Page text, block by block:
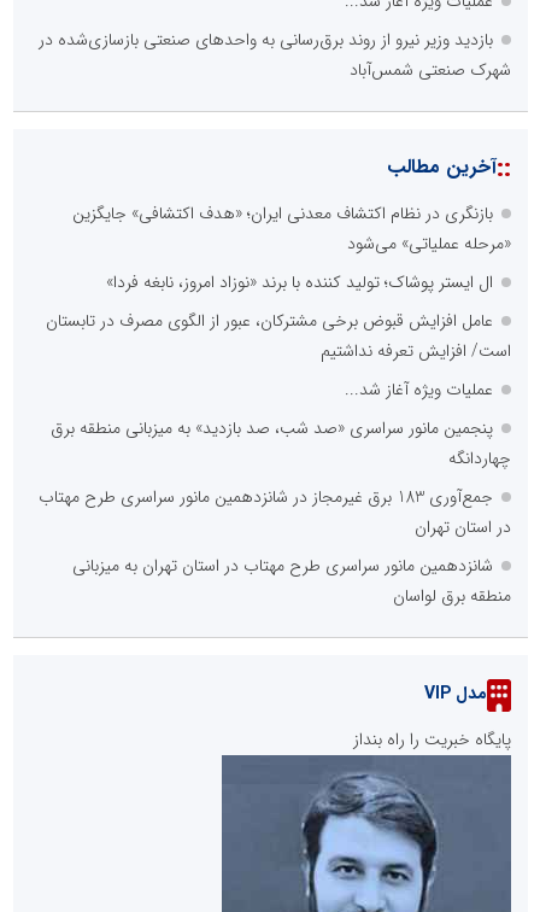
بازدید وزیر نیرو از روند برق‌رسانی به واحدهای صنعتی بازسازی‌شده در
شهرک صنعتی شمس‌آباد
::آخرین مطالب
بازنگری در نظام اکتشاف معدنی ایران؛ «هدف اکتشافی» جایگزین
«مرحله عملیاتی» می‌شود
ال ایستر پوشاک؛ تولید کننده با برند «نوزاد امروز، نابغه فردا»
عامل افزایش قبوض برخی مشترکان، عبور از الگوی مصرف در تابستان
است/ افزایش تعرفه نداشتیم
عملیات ویژه آغاز شد...
پنجمین مانور سراسری «صد شب، صد بازدید» به میزبانی منطقه برق
چهاردانگه
جمع‌آوری 183 برق غیرمجاز در شانزدهمین مانور سراسری طرح مهتاب
در استان تهران
شانزدهمین مانور سراسری طرح مهتاب در استان تهران به میزبانی
منطقه برق لواسان
مدل VIP
پایگاه خبریت را راه بنداز